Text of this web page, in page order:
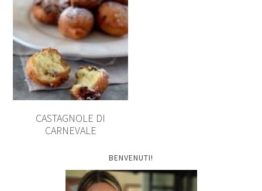
CASTAGNOLE DI
CARNEVALE
BENVENUTI!